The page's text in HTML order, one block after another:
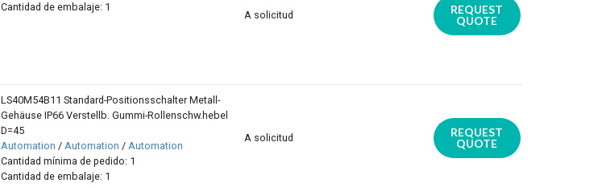
Cantidad de embalaje: 1
A solicitud
REQUEST
QUOTE
LS40M54B11 Standard-Positionsschalter Metall-
Gehäuse IP66 Verstellb. Gummi-Rollenschw.hebel
D=45
Automation / Automation / Automation
Cantidad mínima de pedido: 1
Cantidad de embalaje: 1
A solicitud
REQUEST
QUOTE